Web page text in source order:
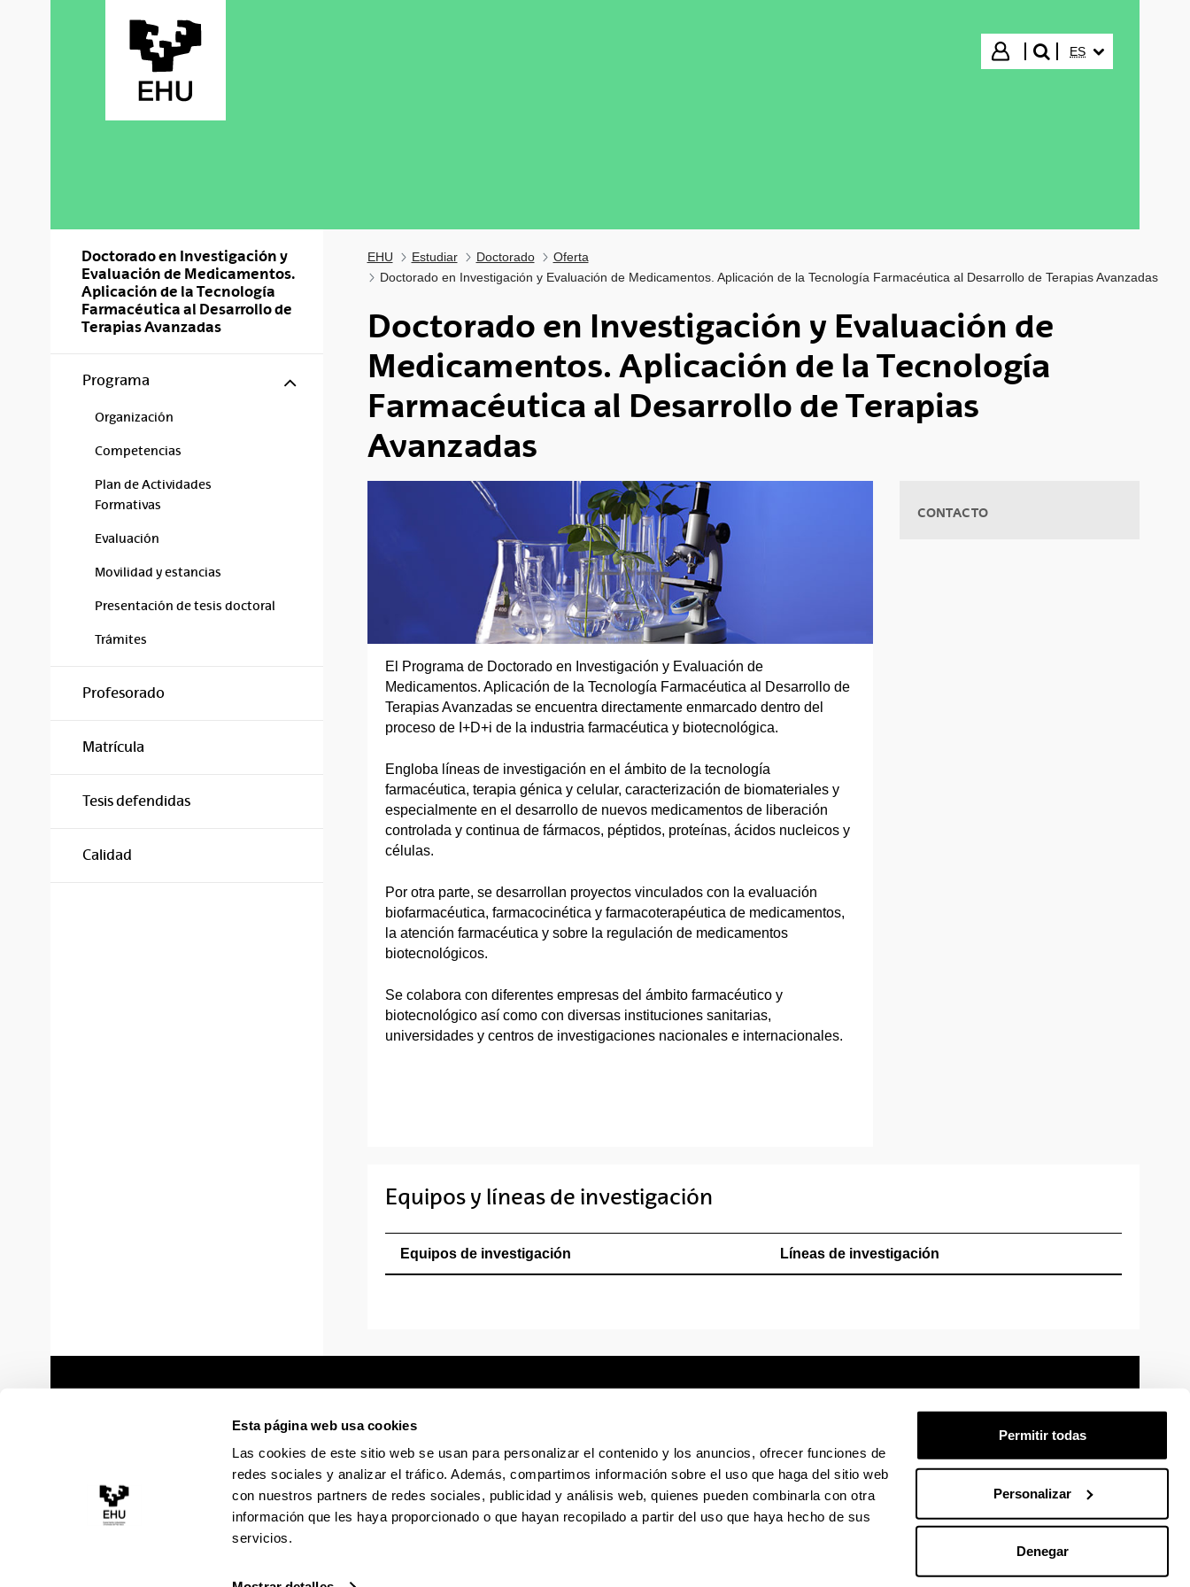
Esta página web usa cookies
Las cookies de este sitio web se usan para personalizar el contenido y los anuncios, ofrecer funciones de
redes sociales y analizar el tráfico. Además, compartimos información sobre el uso que haga del sitio web
con nuestros partners de redes sociales, publicidad y análisis web, quienes pueden combinarla con otra
información que les haya proporcionado o que hayan recopilado a partir del uso que haya hecho de sus
servicios.
Permitir todas
Personalizar
Denegar
Iniciar sesión
buscar"
ES
Doctorado en Investigación y
Evaluación de Medicamentos.
Aplicación de la Tecnología
Farmacéutica al Desarrollo de
Terapias Avanzadas
Programa Mostrar/ocultar subpáginas
Organización
Competencias
Plan de Actividades
Formativas
Evaluación
Movilidad y estancias
Presentación de tesis doctoral
Trámites
Profesorado
Matrícula
Tesis defendidas
Calidad
EHU Estudiar Doctorado
Oferta
Doctorado en Investigación y Evaluación de Medicamentos. Aplicación de la Tecnología Farmacéutica al Desarrollo de Terapias Avanzadas
Doctorado en Investigación y Evaluación de
Medicamentos. Aplicación de la Tecnología
Farmacéutica al Desarrollo de Terapias
Avanzadas
El Programa de Doctorado en Investigación y Evaluación de
Medicamentos. Aplicación de la Tecnología Farmacéutica al Desarrollo de
Terapias Avanzadas se encuentra directamente enmarcado dentro del
proceso de I+D+i de la industria farmacéutica y biotecnológica.
Engloba líneas de investigación en el ámbito de la tecnología
farmacéutica, terapia génica y celular, caracterización de biomateriales y
especialmente en el desarrollo de nuevos medicamentos de liberación
controlada y continua de fármacos, péptidos, proteínas, ácidos nucleicos y
células.
Por otra parte, se desarrollan proyectos vinculados con la evaluación
biofarmacéutica, farmacocinética y farmacoterapéutica de medicamentos,
la atención farmacéutica y sobre la regulación de medicamentos
biotecnológicos.
Se colabora con diferentes empresas del ámbito farmacéutico y
biotecnológico así como con diversas instituciones sanitarias,
universidades y centros de investigaciones nacionales e internacionales.
CONTACTO
Equipos y líneas de investigación
Equipos de investigación Líneas de investigación
Sede electrónica Accesibilidad Información legal Mapa Ayuda Contacto
La EHU en TiktokLa EHU en BlueskyLa EHU en FacebookLa EHU en LinkedinLa EHU en InstagramLa EHU en YoutubeLa EHU en VimeoLa EHU en Flickr